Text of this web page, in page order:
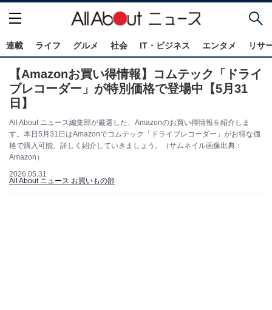
連載 ライフ グルメ 社会 IT・ビジネス エンタメ リサ
【Amazonお買い得情報】コムテック「ドライ
ブレコーダー」が特別価格で登場中【5月31
日】
All About ニュース編集部が厳選した、Amazonのお買い得情報を紹介しま
す。本日5月31日はAmazonでコムテック「ドライブレコーダー」がお得な価
格で購入可能。詳しく紹介していきましょう。（サムネイル画像出典：
Amazon）
2026.05.31
All About ニュース お買いもの部